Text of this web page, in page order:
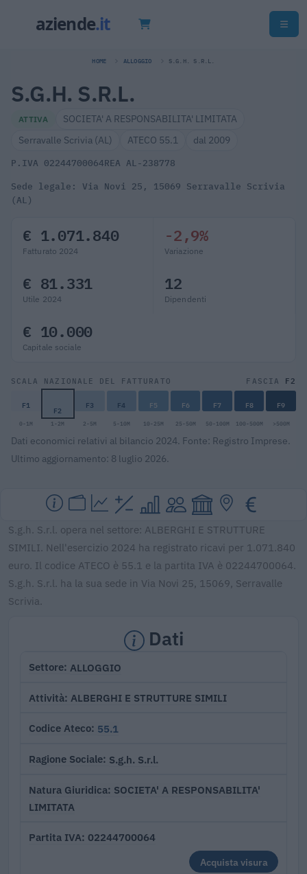
HOME ALLOGGIO S.G.H. S.R.L.
S.G.H. S.R.L.
ATTIVA
SOCIETA' A RESPONSABILITA' LIMITATA
Serravalle Scrivia (AL)
ATECO 55.1 dal 2009
P.IVA 02244700064REA AL-238778
Sede legale: Via Novi 25, 15069 Serravalle Scrivia
(AL)
€ 1.071.840
Fatturato 2024
-2,9%
Variazione
€ 81.331
Utile 2024
12
Dipendenti
€ 10.000
Capitale sociale
SCALA NAZIONALE DEL FATTURATO FASCIA F2
F1 F2 F3 F4 F5 F6 F7 F8 F9
0-1M 1-2M 2-5M 5-10M 10-25M 25-50M 50-100M 100-500M >500M
Dati economici relativi al bilancio 2024. Fonte: Registro Imprese.
Ultimo aggiornamento: 8 luglio 2026.
S.g.h. S.r.l. opera nel settore: ALBERGHI E STRUTTURE
SIMILI. Nell'esercizio 2024 ha registrato ricavi per 1.071.840
euro. Il codice ATECO è 55.1 e la partita IVA è 02244700064.
S.g.h. S.r.l. ha la sua sede in Via Novi 25, 15069, Serravalle
Scrivia.
Dati
Settore ALLOGGIO
Attività ALBERGHI E STRUTTURE SIMILI
Codice Ateco 55.1
Ragione Sociale S.g.h. S.r.l.
Natura Giuridica SOCIETA' A RESPONSABILITA'
LIMITATA
Partita IVA 02244700064
Acquista visura